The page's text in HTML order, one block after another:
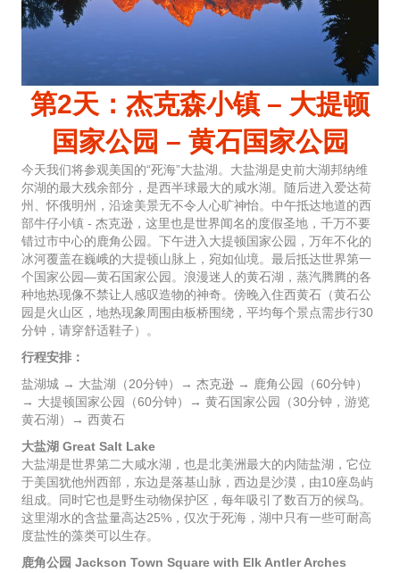
第2天：杰克森小镇 – 大提顿
国家公园 – 黄石国家公园
今天我们将参观美国的“死海”大盐湖。大盐湖是史前大湖邦纳维
尔湖的最大残余部分，是西半球最大的咸水湖。随后进入爱达荷
州、怀俄明州，沿途美景无不令人心旷神怡。中午抵达地道的西
部牛仔小镇 - 杰克逊，这里也是世界闻名的度假圣地，千万不要
错过市中心的鹿角公园。下午进入大提顿国家公园，万年不化的
冰河覆盖在巍峨的大提顿山脉上，宛如仙境。最后抵达世界第一
个国家公园—黄石国家公园。浪漫迷人的黄石湖，蒸汽腾腾的各
种地热现像不禁让人感叹造物的神奇。傍晚入住西黄石（黄石公
园是火山区，地热现象周围由板桥围绕，平均每个景点需步行30
分钟，请穿舒适鞋子）。
行程安排：
盐湖城 → 大盐湖（20分钟）→ 杰克逊 → 鹿角公园（60分钟）
→ 大提顿国家公园（60分钟）→ 黄石国家公园（30分钟，游览
黄石湖）→ 西黄石
大盐湖 Great Salt Lake
大盐湖是世界第二大咸水湖，也是北美洲最大的内陆盐湖，它位
于美国犹他州西部，东边是落基山脉，西边是沙漠，由10座岛屿
组成。同时它也是野生动物保护区，每年吸引了数百万的候鸟。
这里湖水的含盐量高达25%，仅次于死海，湖中只有一些可耐高
度盐性的藻类可以生存。
鹿角公园 Jackson Town Square with Elk Antler Arches